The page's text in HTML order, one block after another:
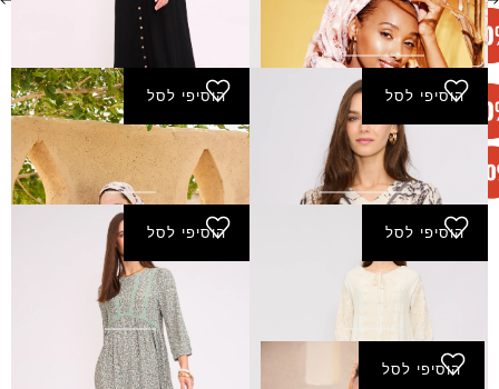
שמלת חג - טורקיז
₪240.00
הוסיפי לסל
שמלת חיוכים - שמנת
₪260.00
הוסיפי לסל
שמלת חיטים - שמנת
₪ 310.00₪ 155.00
הוסיפי לסל
שמלת חיל - מוקה
240.00 120.00
הוסיפי לסל
שמלת כנרת - ירוק
₪290.00
הוסיפי לסל